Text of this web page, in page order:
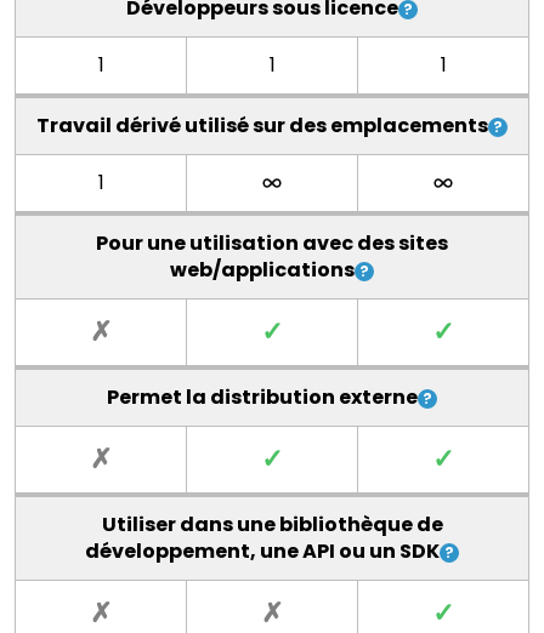
Développeurs sous licence
1 1 1
Travail dérivé utilisé sur des emplacements
1
Pour une utilisation avec des sites
web/applications
✗ ✓ ✓
Permet la distribution externe
✗ ✓ ✓
Utiliser dans une bibliothèque de
développement, une API ou un SDK
✗ ✗ ✓